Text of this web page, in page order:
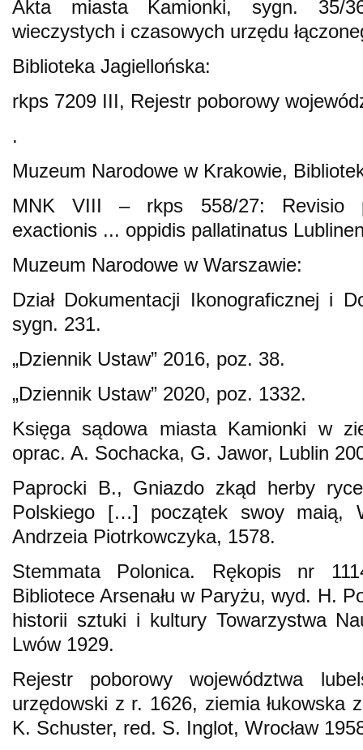
Akta miasta Kamionki, sygn. 35/
wieczystych i czasowych urzędu
Biblioteka Jagiellońska:
rkps 7209 III, Rejestr poborowy
.
Muzeum Narodowe w Krakowie,
MNK VIII – rkps 558/27: Revisio
exactionis ... oppidis pallatinatus
Muzeum Narodowe w Warszawie:
Dział Dokumentacji Ikonograficznej i
sygn. 231.
„Dziennik Ustaw” 2016, poz. 38.
„Dziennik Ustaw” 2020, poz. 1332.
Księga sądowa miasta Kamionki w
oprac. A. Sochacka, G. Jawor, Lublin
Paprocki B., Gniazdo zkąd herby
Polskiego […] początek swoy maią,
Andrzeia Piotrkowczyka, 1578.
Stemmata Polonica. Rękopis nr
Bibliotece Arsenału w Paryżu, wyd. H.
historii sztuki i kultury Towarzystwa
Lwów 1929.
Rejestr poborowy województwa
urzędowski z r. 1626, ziemia łukowska
K. Schuster, red. S. Inglot, Wrocław